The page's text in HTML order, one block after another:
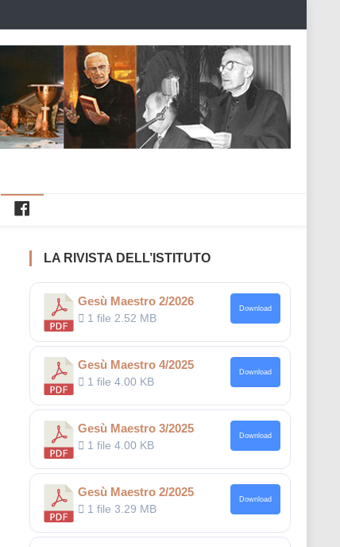
LA RIVISTA DELL’ISTITUTO
Gesù Maestro 2/2026
1 file 2.52 MB
Download
Gesù Maestro 4/2025
1 file4.00 KB
Download
Gesù Maestro 3/2025
1 file4.00 KB
Download
Gesù Maestro 2/2025
1 file3.29 MB
Download